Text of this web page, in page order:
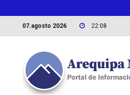
07.agosto 2026 22:08